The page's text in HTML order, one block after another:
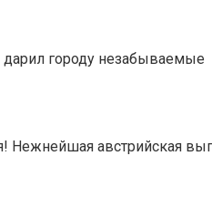
дарил городу незабываемые
Нежнейшая австрийская